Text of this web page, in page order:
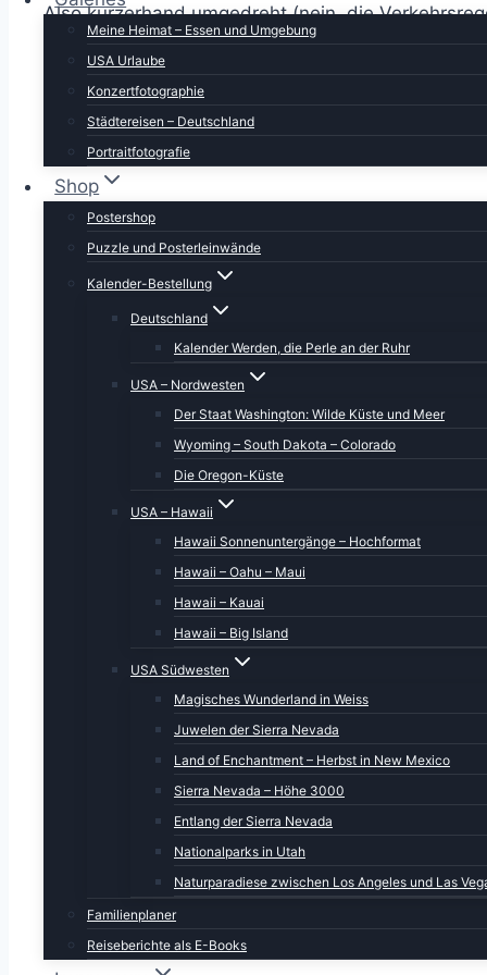
Meine Heimat – Essen und Umgebung
USA Urlaube
Konzertfotographie
Städtereisen – Deutschland
Portraitfotografie
Shop
Postershop
Puzzle und Posterleinwände
Kalender-Bestellung
Deutschland
Kalender Werden, die Perle an der Ruhr
USA – Nordwesten
Der Staat Washington: Wilde Küste und Meer
Wyoming – South Dakota – Colorado
Die Oregon-Küste
USA – Hawaii
Hawaii Sonnenuntergänge – Hochformat
Hawaii – Oahu – Maui
Hawaii – Kauai
Hawaii – Big Island
USA Südwesten
Magisches Wunderland in Weiss
Juwelen der Sierra Nevada
Land of Enchantment – Herbst in New Mexico
Sierra Nevada – Höhe 3000
Entlang der Sierra Nevada
Nationalparks in Utah
Naturparadiese zwischen Los Angeles und Las
Familienplaner
Reiseberichte als E-Books
Also kurzerhand umgedreht (nein, die
Mango-Smoothie zusammengesammelt.
Attraktion das Spouting Horn, ein Loch in der